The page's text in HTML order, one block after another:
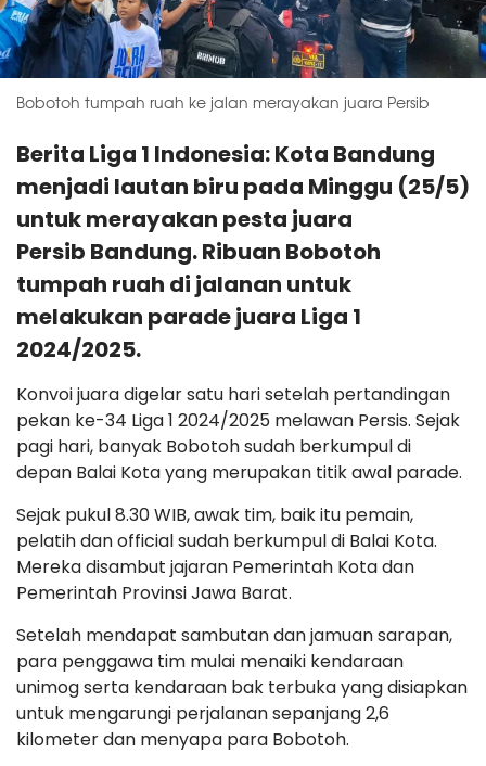
Bobotoh tumpah ruah ke jalan merayakan juara Persib
Berita Liga 1 Indonesia: Kota Bandung
menjadi lautan biru pada Minggu (25/5)
untuk merayakan pesta juara
Persib Bandung. Ribuan Bobotoh
tumpah ruah di jalanan untuk
melakukan parade juara Liga 1
2024/2025.
Konvoi juara digelar satu hari setelah pertandingan
pekan ke-34 Liga 1 2024/2025 melawan Persis. Sejak
pagi hari, banyak Bobotoh sudah berkumpul di
depan Balai Kota yang merupakan titik awal parade.
Sejak pukul 8.30 WIB, awak tim, baik itu pemain,
pelatih dan official sudah berkumpul di Balai Kota.
Mereka disambut jajaran Pemerintah Kota dan
Pemerintah Provinsi Jawa Barat.
Setelah mendapat sambutan dan jamuan sarapan,
para penggawa tim mulai menaiki kendaraan
unimog serta kendaraan bak terbuka yang disiapkan
untuk mengarungi perjalanan sepanjang 2,6
kilometer dan menyapa para Bobotoh.